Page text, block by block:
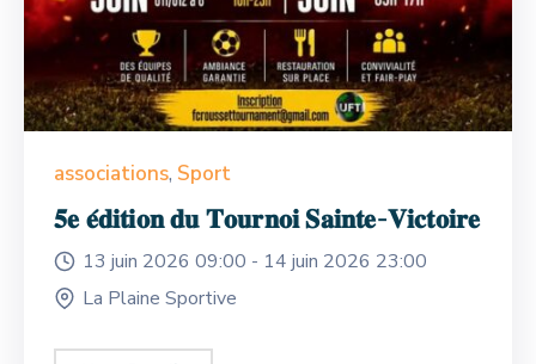
associations, Sport
𝟓𝐞 𝐞́𝐝𝐢𝐭𝐢𝐨𝐧 𝐝𝐮 𝐓𝐨𝐮𝐫𝐧𝐨𝐢 𝐒𝐚𝐢𝐧𝐭𝐞-𝐕𝐢𝐜𝐭𝐨𝐢𝐫𝐞
13 juin 2026 09:00 - 14 juin 2026 23:00
La Plaine Sportive